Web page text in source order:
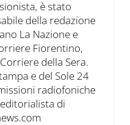
è stato
della redazione
La Nazione e
Fiorentino,
della Sera.
e del Sole 24
radiofoniche
di